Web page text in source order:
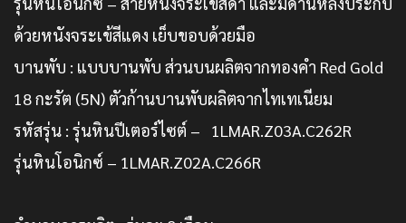
ด้วยหนังจระเข้สีแดง เย็บขอบด้วยมือ
บานพับ : แบบบานพับ ส่วนบนผลิตจากทองคำ Red Gold
18 กะรัต (5N) ตัวก้านบานพับผลิตจากไทเทเนียม
รหัสรุ่น : รุ่นหินปีเตอร์ไซต์ – 1LMAR.Z03A.C262R
รุ่นหินโอนิกซ์ – 1LMAR.Z02A.C266R